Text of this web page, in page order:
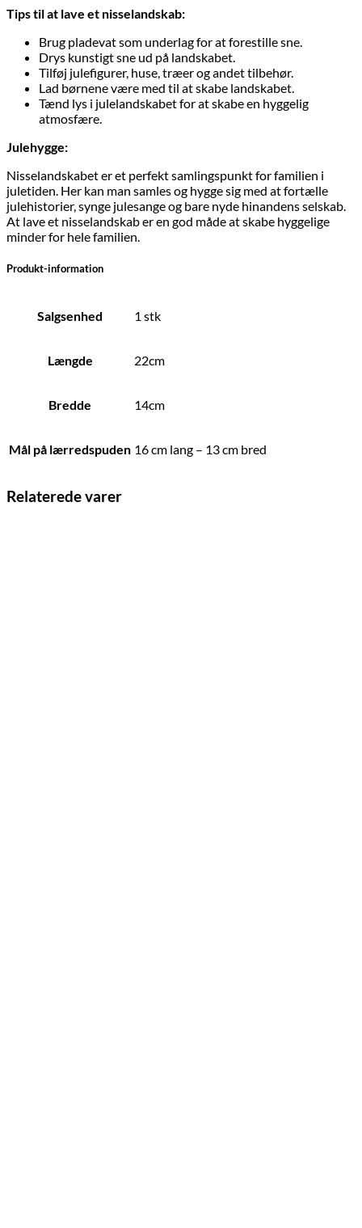
Tips til at lave et nisselandskab:
Brug pladevat som underlag for at forestille sne.
Drys kunstigt sne ud på landskabet.
Tilføj julefigurer, huse, træer og andet tilbehør.
Lad børnene være med til at skabe landskabet.
Tænd lys i julelandskabet for at skabe en hyggelig
atmosfære.
Julehygge:
Nisselandskabet er et perfekt samlingspunkt for familien i
juletiden. Her kan man samles og hygge sig med at fortælle
julehistorier, synge julesange og bare nyde hinandens selskab.
At lave et nisselandskab er en god måde at skabe hyggelige
minder for hele familien.
Produkt-information
Salgsenhed 1 stk
Længde 22cm
Bredde 14cm
Mål på lærredspuden 16 cm lang – 13 cm bred
Relaterede varer